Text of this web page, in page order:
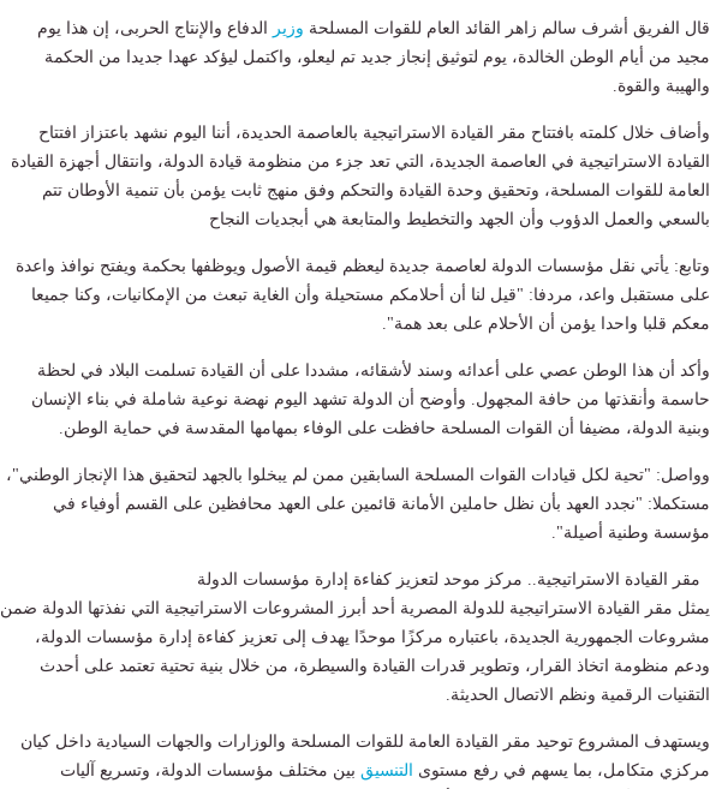
قال الفريق أشرف سالم زاهر القائد العام للقوات المسلحة وزير
الدفاع والإنتاج الحربى، إن هذا يوم
مجيد من أيام الوطن الخالدة، يوم لتوثيق إنجاز جديد تم ليعلو، واكتمل ليؤكد عهدا جديدا من الحكمة
والهيبة والقوة.
وأضاف خلال كلمته بافتتاح مقر القيادة الاستراتيجية بالعاصمة الحديدة، أننا اليوم نشهد باعتزاز افتتاح
القيادة الاستراتيجية في العاصمة الجديدة، التي تعد جزء من منظومة قيادة الدولة، وانتقال أجهزة القيادة
العامة للقوات المسلحة، وتحقيق وحدة القيادة والتحكم وفق منهج ثابت يؤمن بأن تنمية الأوطان تتم
بالسعي والعمل الدؤوب وأن الجهد والتخطيط والمتابعة هي أبجديات النجاح
وتابع: يأتي نقل مؤسسات الدولة لعاصمة جديدة ليعظم قيمة الأصول ويوظفها بحكمة ويفتح نوافذ واعدة
على مستقبل واعد، مردفا: "قيل لنا أن أحلامكم مستحيلة وأن الغاية تبعث من الإمكانيات، وكنا جميعا
معكم قلبا واحدا يؤمن أن الأحلام على بعد همة".
وأكد أن هذا الوطن عصي على أعدائه وسند لأشقائه، مشددا على أن القيادة تسلمت البلاد في لحظة
حاسمة وأنقذتها من حافة المجهول. وأوضح أن الدولة تشهد اليوم نهضة نوعية شاملة في بناء الإنسان
وبنية الدولة، مضيفا أن القوات المسلحة حافظت على الوفاء بمهامها المقدسة في حماية الوطن.
وواصل: "تحية لكل قيادات القوات المسلحة السابقين ممن لم يبخلوا بالجهد لتحقيق هذا الإنجاز الوطني"،
مستكملا: "نجدد العهد بأن نظل حاملين الأمانة قائمين على العهد محافظين على القسم أوفياء في
مؤسسة وطنية أصيلة".
مقر القيادة الاستراتيجية.. مركز موحد لتعزيز كفاءة إدارة مؤسسات الدولة
يمثل مقر القيادة الاستراتيجية للدولة المصرية أحد أبرز المشروعات الاستراتيجية التي نفذتها الدولة ضمن
مشروعات الجمهورية الجديدة، باعتباره مركزًا موحدًا يهدف إلى تعزيز كفاءة إدارة مؤسسات الدولة،
ودعم منظومة اتخاذ القرار، وتطوير قدرات القيادة والسيطرة، من خلال بنية تحتية تعتمد على أحدث
التقنيات الرقمية ونظم الاتصال الحديثة.
ويستهدف المشروع توحيد مقر القيادة العامة للقوات المسلحة والوزارات والجهات السيادية داخل كيان
مركزي متكامل، بما يسهم في رفع مستوى
التنسيق بين مختلف مؤسسات الدولة، وتسريع آليات